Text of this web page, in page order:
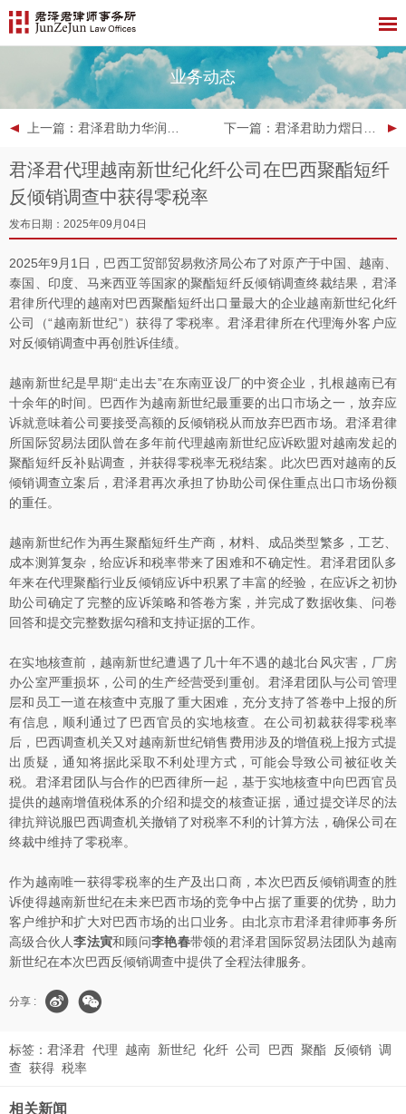
业务动态
上一篇 ：君泽君助力华润信托落地全国首单企业交易结算领域数据资产服务信托业务 下一篇 ：君泽君助力熠日科技成功完成对意大利Clay Paky S.r.l.的跨境并购交割
君泽君代理越南新世纪化纤公司在巴西聚酯短纤
反倾销调查中获得零税率
发布日期：2025年09月04日
2025年9月1日，巴西工贸部贸易救济局公布了对原产于中国、越南、
泰国、印度、马来西亚等国家的聚酯短纤反倾销调查终裁结果，君泽
君律所代理的越南对巴西聚酯短纤出口量最大的企业越南新世纪化纤
公司（“越南新世纪”）获得了零税率。君泽君律所在代理海外客户应
对反倾销调查中再创胜诉佳绩。
越南新世纪是早期“走出去”在东南亚设厂的中资企业，扎根越南已有
十余年的时间。巴西作为越南新世纪最重要的出口市场之一，放弃应
诉就意味着公司要接受高额的反倾销税从而放弃巴西市场。君泽君律
所国际贸易法团队曾在多年前代理越南新世纪应诉欧盟对越南发起的
聚酯短纤反补贴调查，并获得零税率无税结案。此次巴西对越南的反
倾销调查立案后，君泽君再次承担了协助公司保住重点出口市场份额
的重任。
越南新世纪作为再生聚酯短纤生产商，材料、成品类型繁多，工艺、
成本测算复杂，给应诉和税率带来了困难和不确定性。君泽君团队多
年来在代理聚酯行业反倾销应诉中积累了丰富的经验，在应诉之初协
助公司确定了完整的应诉策略和答卷方案，并完成了数据收集、问卷
回答和提交完整数据勾稽和支持证据的工作。
在实地核查前，越南新世纪遭遇了几十年不遇的越北台风灾害，厂房
办公室严重损坏，公司的生产经营受到重创。君泽君团队与公司管理
层和员工一道在核查中克服了重大困难，充分支持了答卷中上报的所
有信息，顺利通过了巴西官员的实地核查。在公司初裁获得零税率
后，巴西调查机关又对越南新世纪销售费用涉及的增值税上报方式提
出质疑，通知将据此采取不利处理方式，可能会导致公司被征收关
税。君泽君团队与合作的巴西律所一起，基于实地核查中向巴西官员
提供的越南增值税体系的介绍和提交的核查证据，通过提交详尽的法
律抗辩说服巴西调查机关撤销了对税率不利的计算方法，确保公司在
终裁中维持了零税率。
作为越南唯一获得零税率的生产及出口商，本次巴西反倾销调查的胜
诉使得越南新世纪在未来巴西市场的竞争中占据了重要的优势，助力
客户维护和扩大对巴西市场的出口业务。由北京市君泽君律师事务所
高级合伙人李法寅和顾问李艳春带领的君泽君国际贸易法团队为越南
新世纪在本次巴西反倾销调查中提供了全程法律服务。
分享 :
标签： 君泽君 代理 越南 新世纪 化纤 公司 巴西 聚酯 反倾销 调
查 获得 税率
相关新闻